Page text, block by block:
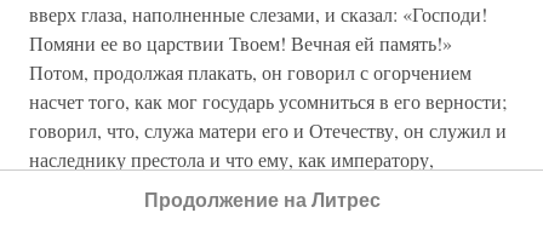
вверх глаза, наполненные слезами, и сказал: «Господи!
Помяни ее во царствии Твоем! Вечная ей память!»
Потом, продолжая плакать, он говорил с огорчением
насчет того, как мог государь усомниться в его верности;
говорил, что, служа матери его и Отечеству, он служил и
наследнику престола и что ему, как императору,
присягает с тем же чувством, как присягал и наследнику
императрицы Екатерины. Все это он заключил
Продолжение на Литрес